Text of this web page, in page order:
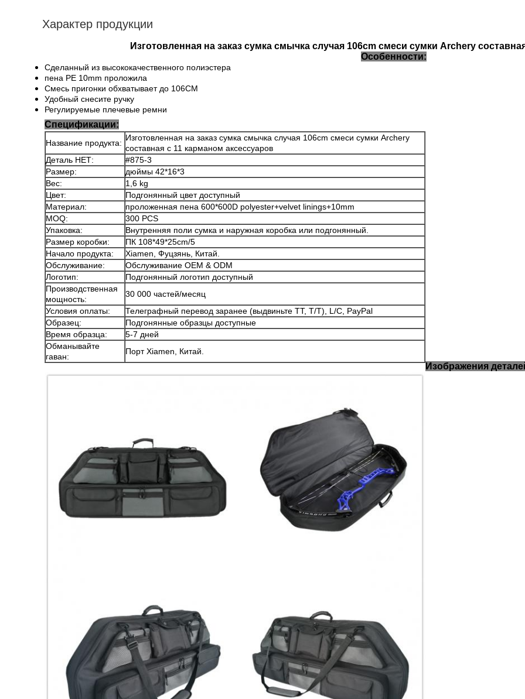
Характер продукции
Изготовленная на заказ сумка смычка случая 106cm смеси сумки Archery
Особенности:
Сделанный из высококачественного полиэстера
пена PE 10mm проложила
Смесь пригонки обхватывает до 106CM
Удобный снесите ручку
Регулируемые плечевые ремни
Спецификации:
Название продукта:
Изготовленная на заказ сумка смычка случая 106cm смеси сумки Archery
составная с 11 карманом аксессуаров
Деталь НЕТ:
#875-3
Размер:
дюймы 42*16*3
Вес:
1,6 kg
Цвет:
Подгонянный цвет доступный
Материал:
проложенная пена 600*600D polyester+velvet linings+10mm
MOQ:
300 PCS
Упаковка:
Внутренняя поли сумка и наружная коробка или подгонянный.
Размер коробки:
ПК 108*49*25cm/5
Начало продукта:
Xiamen, Фуцзянь, Китай.
Обслуживание:
Обслуживание OEM & ODM
Логотип:
Подгонянный логотип доступный
Производственная
мощность:
30 000 частей/месяц
Условия оплаты:
Телеграфный перевод заранее (выдвиньте TT, T/T), L/C, PayPal
Образец:
Подгонянные образцы доступные
Время образца:
5-7 дней
Обманывайте
гаван:
Порт Xiamen, Китай.
Изображения